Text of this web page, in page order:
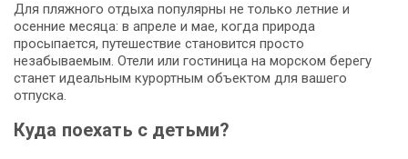
Для пляжного отдыха популярны не только летние и
осенние месяца: в апреле и мае, когда природа
просыпается, путешествие становится просто
незабываемым. Отели или гостиница на морском берегу
станет идеальным курортным объектом для вашего
отпуска.
Куда поехать с детьми?